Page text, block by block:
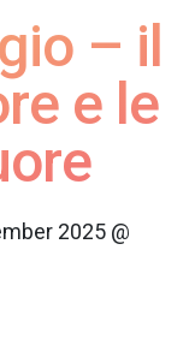
– il
e le
2025 @